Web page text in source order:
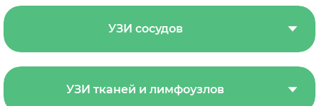
УЗИ сосудов
УЗИ тканей и лимфоузлов